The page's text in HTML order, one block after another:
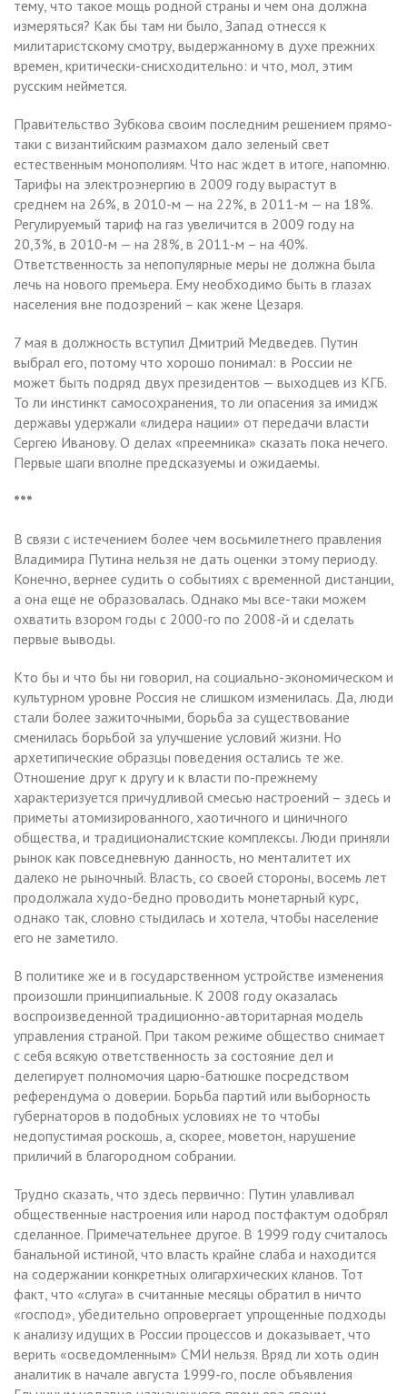
тему, что такое мощь родной страны и чем она должна
измеряться? Как бы там ни было, Запад отнесся к
милитаристскому смотру, выдержанному в духе прежних
времен, критически-снисходительно: и что, мол, этим
русским неймется.
Правительство Зубкова своим последним решением прямо-
таки с византийским размахом дало зеленый свет
естественным монополиям. Что нас ждет в итоге, напомню.
Тарифы на электроэнергию в 2009 году вырастут в
среднем на 26%, в 2010-м — на 22%, в 2011-м — на 18%.
Регулируемый тариф на газ увеличится в 2009 году на
20,3%, в 2010-м — на 28%, в 2011-м – на 40%.
Ответственность за непопулярные меры не должна была
лечь на нового премьера. Ему необходимо быть в глазах
населения вне подозрений – как жене Цезаря.
7 мая в должность вступил Дмитрий Медведев. Путин
выбрал его, потому что хорошо понимал: в России не
может быть подряд двух президентов — выходцев из КГБ.
То ли инстинкт самосохранения, то ли опасения за имидж
державы удержали «лидера нации» от передачи власти
Сергею Иванову. О делах «преемника» сказать пока нечего.
Первые шаги вполне предсказуемы и ожидаемы.
***
В связи с истечением более чем восьмилетнего правления
Владимира Путина нельзя не дать оценки этому периоду.
Конечно, вернее судить о событиях с временной дистанции,
а она еще не образовалась. Однако мы все-таки можем
охватить взором годы с 2000-го по 2008-й и сделать
первые выводы.
Кто бы и что бы ни говорил, на социально-экономическом и
культурном уровне Россия не слишком изменилась. Да, люди
стали более зажиточными, борьба за существование
сменилась борьбой за улучшение условий жизни. Но
архетипические образцы поведения остались те же.
Отношение друг к другу и к власти по-прежнему
характеризуется причудливой смесью настроений – здесь и
приметы атомизированного, хаотичного и циничного
общества, и традиционалистские комплексы. Люди приняли
рынок как повседневную данность, но менталитет их
далеко не рыночный. Власть, со своей стороны, восемь лет
продолжала худо-бедно проводить монетарный курс,
однако так, словно стыдилась и хотела, чтобы население
его не заметило.
В политике же и в государственном устройстве изменения
произошли принципиальные. К 2008 году оказалась
воспроизведенной традиционно-авторитарная модель
управления страной. При таком режиме общество снимает
с себя всякую ответственность за состояние дел и
делегирует полномочия царю-батюшке посредством
референдума о доверии. Борьба партий или выборность
губернаторов в подобных условиях не то чтобы
недопустимая роскошь, а, скорее, моветон, нарушение
приличий в благородном собрании.
Трудно сказать, что здесь первично: Путин улавливал
общественные настроения или народ постфактум одобрял
сделанное. Примечательнее другое. В 1999 году считалось
банальной истиной, что власть крайне слаба и находится
на содержании конкретных олигархических кланов. Тот
факт, что «слуга» в считанные месяцы обратил в ничто
«господ», убедительно опровергает упрощенные подходы
к анализу идущих в России процессов и доказывает, что
верить «осведомленным» СМИ нельзя. Вряд ли хоть один
аналитик в начале августа 1999-го, после объявления